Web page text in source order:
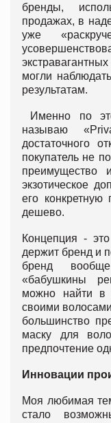
бренды,
продажах, в
уже
могли
результатам.
Именно по
называю
достаточного
покупатель не
экзотическое
его
дешево.
Концепция -
держит бренд и
бренд
«бабушкины
можно найти в
своими
большинство
маску для
предпочтение
Инновации
Моя любимая
стало